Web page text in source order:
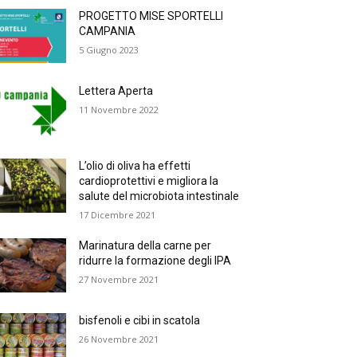
PROGETTO MISE SPORTELLI
CAMPANIA
5 Giugno 2023
Lettera Aperta
11 Novembre 2022
L’olio di oliva ha effetti
cardioprotettivi e migliora la
salute del microbiota intestinale
17 Dicembre 2021
Marinatura della carne per
ridurre la formazione degli IPA
27 Novembre 2021
bisfenoli e cibi in scatola
26 Novembre 2021